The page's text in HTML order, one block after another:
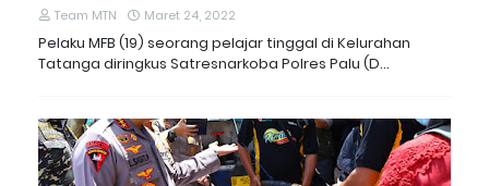
Team MTN Maret 24, 2022
Pelaku MFB (19) seorang pelajar tinggal di Kelurahan
Tatanga diringkus Satresnarkoba Polres Palu (D…